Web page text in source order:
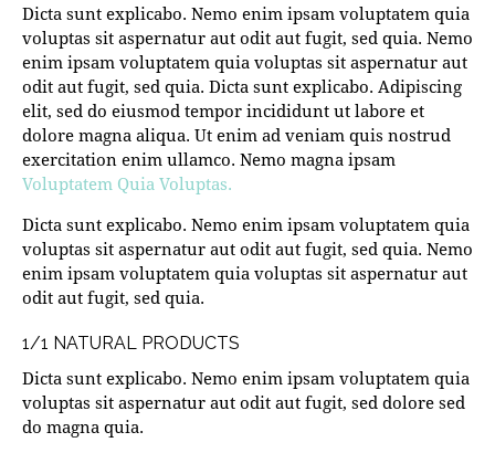
Dicta sunt explicabo. Nemo enim ipsam voluptatem quia
voluptas sit aspernatur aut odit aut fugit, sed quia. Nemo
enim ipsam voluptatem quia voluptas sit aspernatur aut
odit aut fugit, sed quia. Dicta sunt explicabo. Adipiscing
elit, sed do eiusmod tempor incididunt ut labore et
dolore magna aliqua. Ut enim ad veniam quis nostrud
exercitation enim ullamco. Nemo magna ipsam
Voluptatem Quia Voluptas.
Dicta sunt explicabo. Nemo enim ipsam voluptatem quia
voluptas sit aspernatur aut odit aut fugit, sed quia. Nemo
enim ipsam voluptatem quia voluptas sit aspernatur aut
odit aut fugit, sed quia.
1/1 NATURAL PRODUCTS
Dicta sunt explicabo. Nemo enim ipsam voluptatem quia
voluptas sit aspernatur aut odit aut fugit, sed dolore sed
do magna quia.